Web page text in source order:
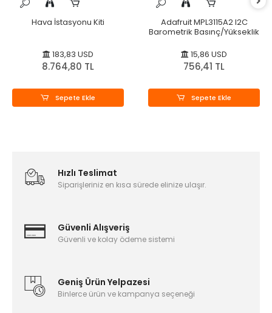
Hava İstasyonu Kiti
183,83 USD
8.764,80 TL
Sepete Ekle
Adafruit MPL3115A2 I2C
Barometrik Basınç/Yükseklik
15,86 USD
756,41 TL
Sepete Ekle
Hızlı Teslimat
Siparişleriniz en kısa sürede elinize ulaşır.
Güvenli Alışveriş
Güvenli ve kolay ödeme sistemi
Geniş Ürün Yelpazesi
Binlerce ürün ve kampanya seçeneği